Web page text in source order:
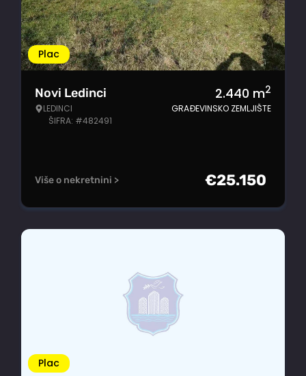
Plac
Novi Ledinci
LEDINCI
ŠIFRA: #482491
2.440 m2
GRAĐEVINSKO ZEMLJIŠTE
Više o nekretnini > €25.150
Plac